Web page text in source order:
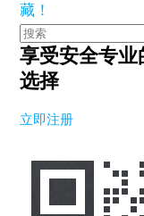
藏！
享受安全专
选择
立即注册